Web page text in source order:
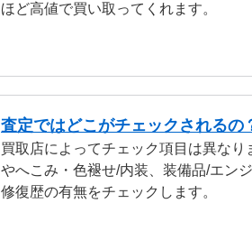
ほど高値で買い取ってくれます。
査定ではどこがチェックされるの
買取店によってチェック項目は異な
やへこみ・色褪せ/内装、装備品/エン
修復歴の有無をチェックします。